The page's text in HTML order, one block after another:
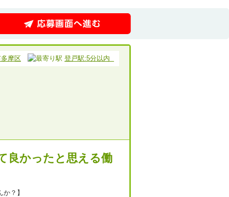
摩区 登戸駅:5分以内
良かったと思える働
？】